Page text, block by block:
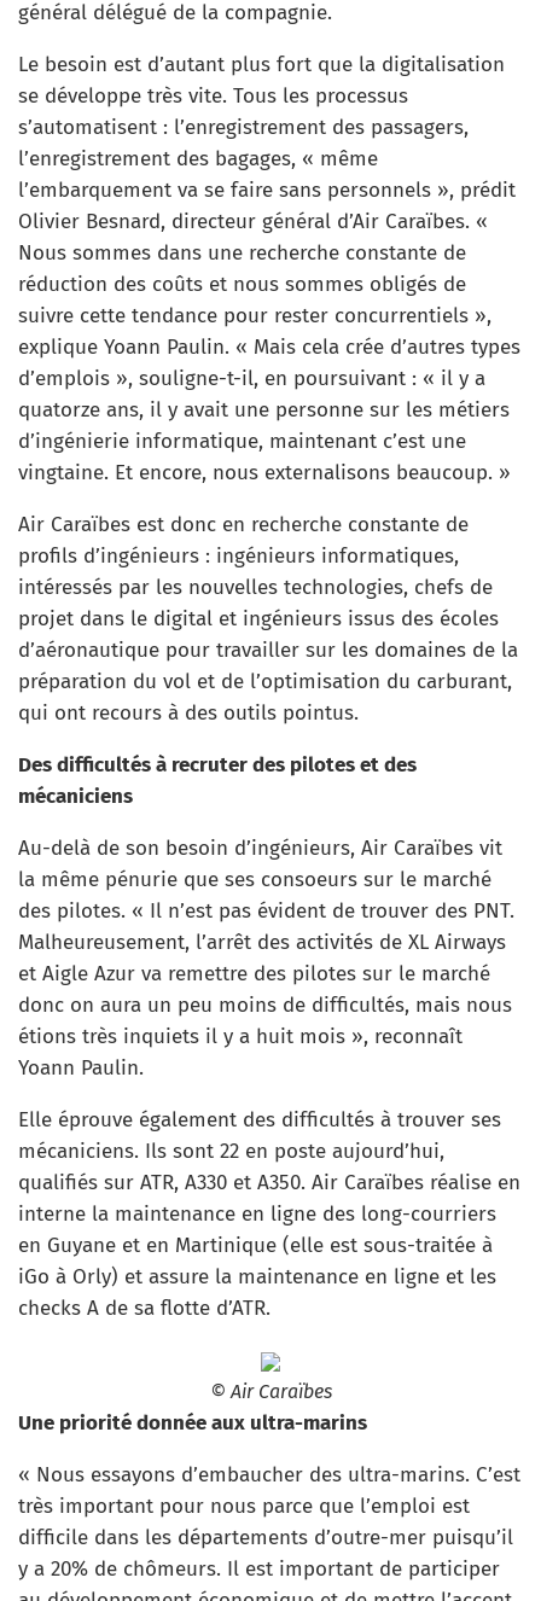
général délégué de la compagnie.
Le besoin est d’autant plus fort que la digitalisation
se développe très vite. Tous les processus
s’automatisent : l’enregistrement des passagers,
l’enregistrement des bagages, « même
l’embarquement va se faire sans personnels », prédit
Olivier Besnard, directeur général d’Air Caraïbes. «
Nous sommes dans une recherche constante de
réduction des coûts et nous sommes obligés de
suivre cette tendance pour rester concurrentiels »,
explique Yoann Paulin. « Mais cela crée d’autres types
d’emplois », souligne-t-il, en poursuivant : « il y a
quatorze ans, il y avait une personne sur les métiers
d’ingénierie informatique, maintenant c’est une
vingtaine. Et encore, nous externalisons beaucoup. »
Air Caraïbes est donc en recherche constante de
profils d’ingénieurs : ingénieurs informatiques,
intéressés par les nouvelles technologies, chefs de
projet dans le digital et ingénieurs issus des écoles
d’aéronautique pour travailler sur les domaines de la
préparation du vol et de l’optimisation du carburant,
qui ont recours à des outils pointus.
Des difficultés à recruter des pilotes et des
mécaniciens
Au-delà de son besoin d’ingénieurs, Air Caraïbes vit
la même pénurie que ses consoeurs sur le marché
des pilotes. « Il n’est pas évident de trouver des PNT.
Malheureusement, l’arrêt des activités de XL Airways
et Aigle Azur va remettre des pilotes sur le marché
donc on aura un peu moins de difficultés, mais nous
étions très inquiets il y a huit mois », reconnaît
Yoann Paulin.
Elle éprouve également des difficultés à trouver ses
mécaniciens. Ils sont 22 en poste aujourd’hui,
qualifiés sur ATR, A330 et A350. Air Caraïbes réalise en
interne la maintenance en ligne des long-courriers
en Guyane et en Martinique (elle est sous-traitée à
iGo à Orly) et assure la maintenance en ligne et les
checks A de sa flotte d’ATR.
© Air Caraïbes
Une priorité donnée aux ultra-marins
« Nous essayons d’embaucher des ultra-marins. C’est
très important pour nous parce que l’emploi est
difficile dans les départements d’outre-mer puisqu’il
y a 20% de chômeurs. Il est important de participer